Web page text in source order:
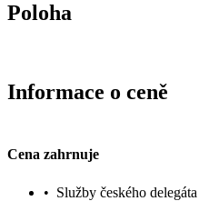
Poloha
Informace o ceně
Cena zahrnuje
• Služby českého delegáta